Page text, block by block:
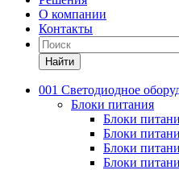
О компании
Контакты
Найти
001 Светодиодное
Блоки питания
Блоки
Блоки
Блоки
Блоки